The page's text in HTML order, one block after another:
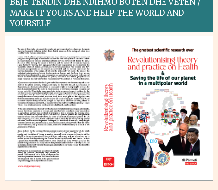
MAKE IT YOURS AND HELP THE WORLD AND
YOURSELF